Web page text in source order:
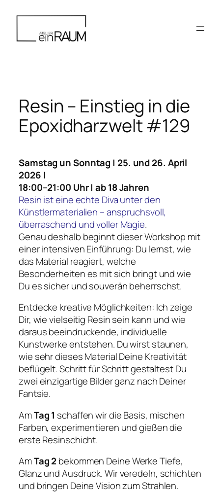
springen
Resin – Einstieg in die
Epoxidharzwelt #129
Samstag un Sonntag | 25. und 26. April
2026 |
18:00–21:00 Uhr | ab 18 Jahren
Resin ist eine echte Diva unter den
Künstlermaterialien – anspruchsvoll,
überraschend und voller Magie.
Genau deshalb beginnt dieser Workshop mit
einer intensiven Einführung: Du lernst, wie
das Material reagiert, welche
Besonderheiten es mit sich bringt und wie
Du es sicher und souverän beherrschst.
Entdecke kreative Möglichkeiten: Ich zeige
Dir, wie vielseitig Resin sein kann und wie
daraus beeindruckende, individuelle
Kunstwerke entstehen. Du wirst staunen,
wie sehr dieses Material Deine Kreativität
beflügelt. Schritt für Schritt gestaltest Du
zwei einzigartige Bilder ganz nach Deiner
Fantsie.
AmTag 1 schaffen wir die Basis, mischen
Farben, experimentieren und gießen die
erste Resinschicht.
AmTag 2 bekommen Deine Werke Tiefe,
Glanz und Ausdruck. Wir veredeln, schichten
und bringen Deine Vision zum Strahlen.